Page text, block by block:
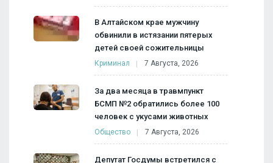
В Алтайском крае мужчину
обвинили в истязании пятерых
детей своей сожительницы
Криминал 7 Августа, 2026
За два месяца в травмпункт
БСМП №2 обратились более 100
человек с укусами животных
Общество 7 Августа, 2026
Депутат Госдумы встретился с